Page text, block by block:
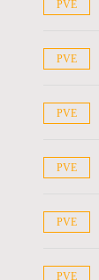
PVE
PVE
PVE
PVE
PVE
PVE